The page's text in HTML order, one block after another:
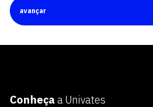
avançar
Conheça a Univates